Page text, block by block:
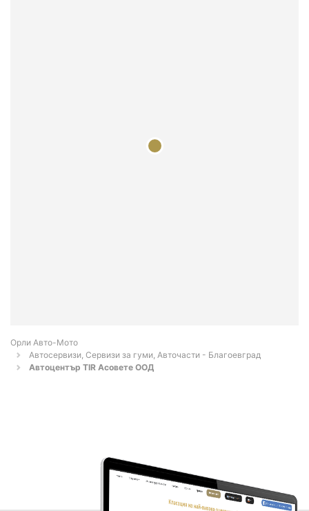
Орли Aвто-Mото
Автосервизи, Сервизи за гуми, Авточасти - Благоевград
Автоцентър TIR Асовете ООД